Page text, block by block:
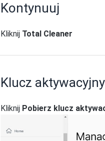
Kontynuuj
Kliknij Total Cleaner
Klucz aktywacyjny
Kliknij Pobierz klucz